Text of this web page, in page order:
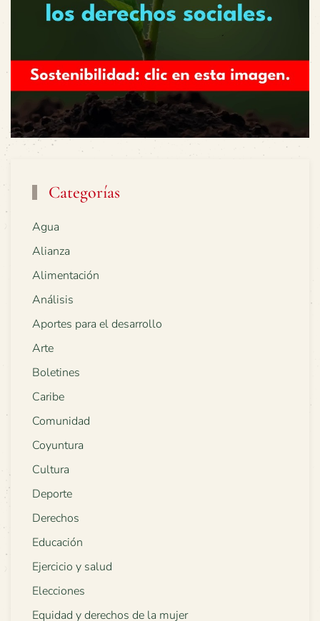
Categorías
Agua
Alianza
Alimentación
Análisis
Aportes para el desarrollo
Arte
Boletines
Caribe
Comunidad
Coyuntura
Cultura
Deporte
Derechos
Educación
Ejercicio y salud
Elecciones
Equidad y derechos de la mujer